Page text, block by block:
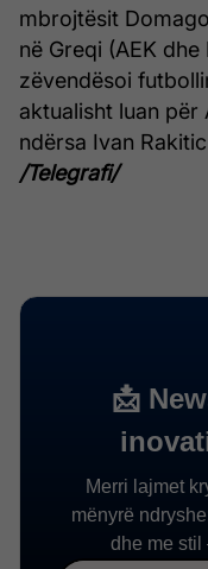
mbrojtësit
në Greqi (AEK
zëvendësoi
aktualisht luan për
ndërsa Ivan
/Telegrafi/